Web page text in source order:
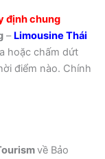
định chung
– Limousine Thái
hoặc chấm dứt
điểm nào. Chính
về Bảo